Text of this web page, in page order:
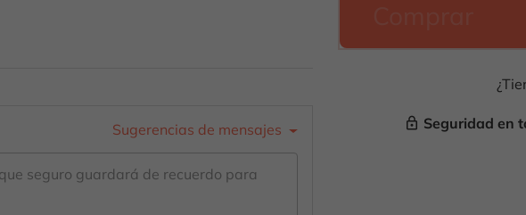
Sugerencias de mensajes lock_outline Seguridad en